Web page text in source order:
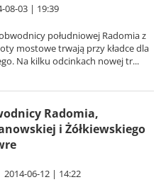
08-03 | 19:39
południowej Radomia z
mostowe trwają przy kładce dla
Na kilku odcinkach nowej tr...
Radomia,
i Żółkiewskiego
2014-06-12 | 14:22